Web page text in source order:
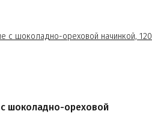
шоколадно-ореховой